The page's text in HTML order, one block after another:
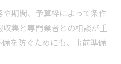
期間、予算枠によって条件
集と専門業者との相談が重
を防ぐためにも、事前準備